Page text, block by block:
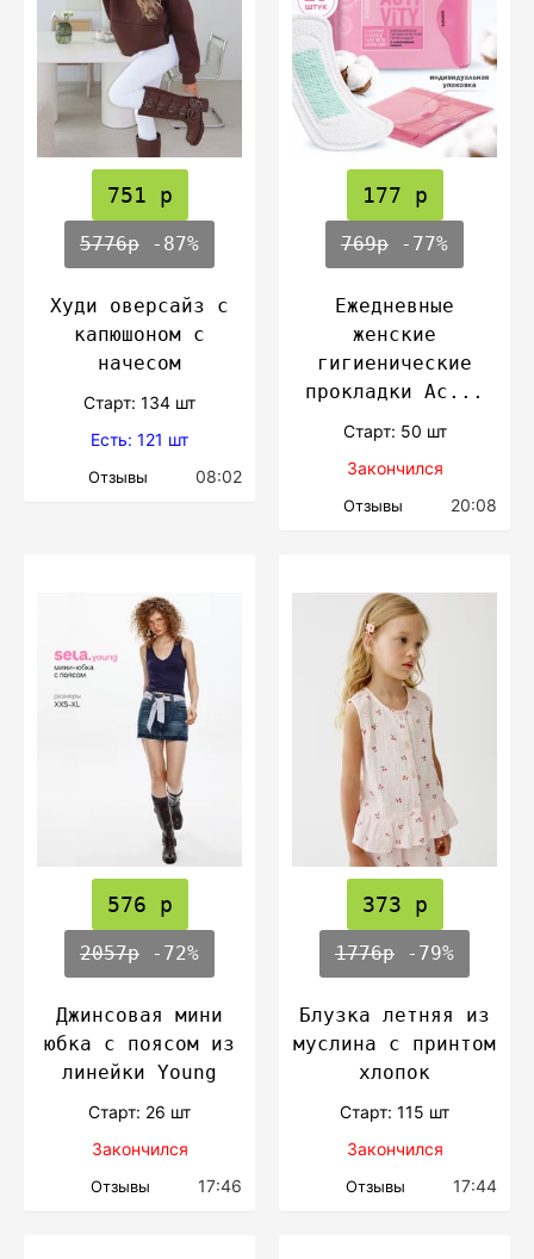
751 р
5776р -87%
Худи оверсайз с
капюшоном с
начесом
Cтарт: 134 шт
Есть: 121 шт
Отзывы 08:02
177 р
769р -77%
Ежедневные
женские
гигиенические
прокладки Ac...
Cтарт: 50 шт
Закончился
Отзывы 20:08
576 р
2057р -72%
Джинсовая мини
юбка с поясом из
линейки Young
Cтарт: 26 шт
Закончился
Отзывы 17:46
373 р
1776р -79%
Блузка летняя из
муслина с принтом
хлопок
Cтарт: 115 шт
Закончился
Отзывы 17:44